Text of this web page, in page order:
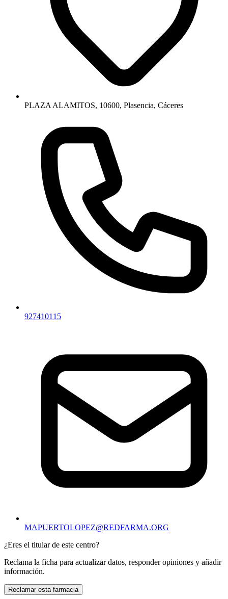
PLAZA ALAMITOS, 10600, Plasencia, Cáceres
927410115
MAPUERTOLOPEZ@REDFARMA.ORG
¿Eres el titular de este centro?
Reclama la ficha para actualizar datos, responder opiniones y añadir
información.
Reclamar esta farmacia